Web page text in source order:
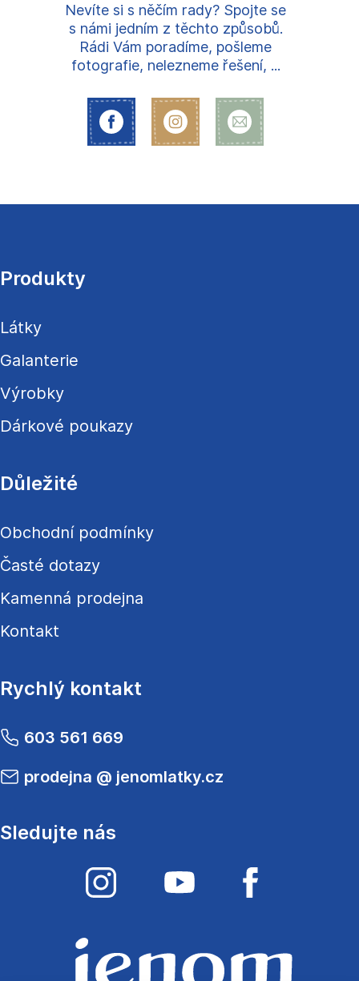
Nevíte si s něčím rady? Spojte se
s námi jedním z těchto způsobů.
Rádi Vám poradíme, pošleme
fotografie, nelezneme řešení, ...
a
í
Produkty
Látky
Galanterie
Výrobky
Dárkové poukazy
Důležité
Obchodní podmínky
Časté dotazy
Kamenná prodejna
Kontakt
Rychlý kontakt
603 561 669
prodejna @ jenomlatky.cz
Sledujte nás